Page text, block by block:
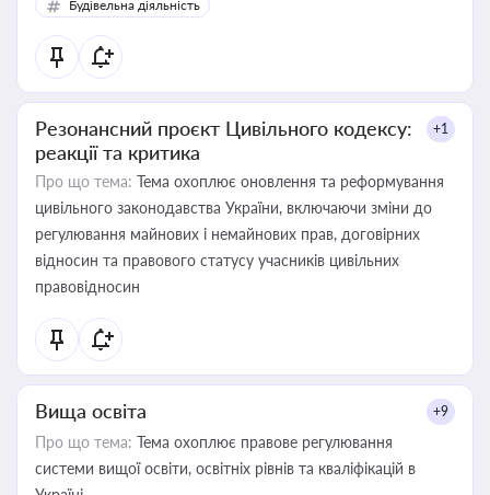
Будівельна діяльність
Резонансний проєкт Цивільного кодексу:
реакції та критика
+1
Про що тема: Тема охоплює оновлення та реформування
цивільного законодавства України, включаючи зміни до
регулювання майнових і немайнових прав, договірних
відносин та правового статусу учасників цивільних
правовідносин
Вища освіта +9
Про що тема: Тема охоплює правове регулювання
системи вищої освіти, освітніх рівнів та кваліфікацій в